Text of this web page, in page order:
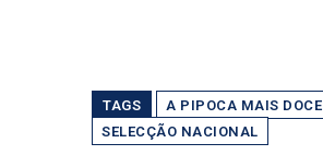
TAGS A PIPOCA MAIS DOCE
SELECÇÃO NACIONAL